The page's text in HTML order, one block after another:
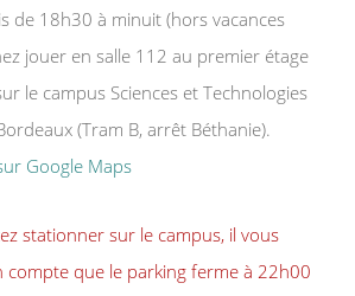
de 18h30 à minuit (hors vacances
jouer en salle 112 au premier étage
le campus Sciences et Technologies
(Tram B, arrêt Béthanie).
Google Maps
stationner sur le campus, il vous
que le parking ferme à 22h00